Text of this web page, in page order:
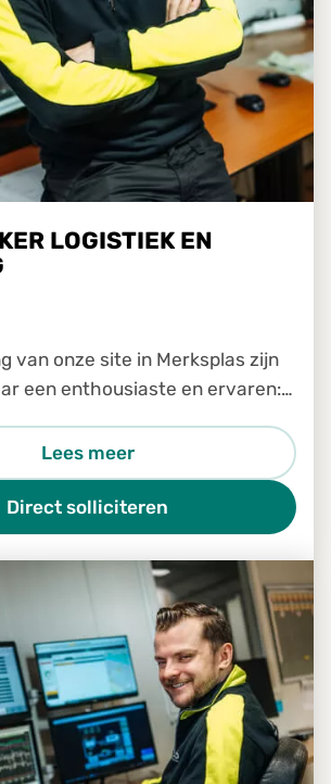
LOGISTIEK EN
site in Merksplas zijn
een enthousiaste en ervaren:
Lees meer
Direct solliciteren